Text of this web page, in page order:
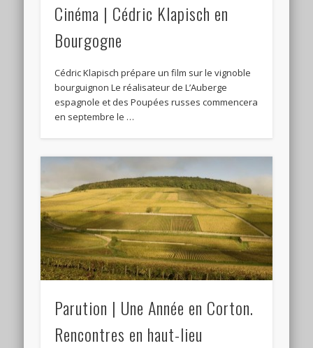
Cinéma | Cédric Klapisch en
Bourgogne
Cédric Klapisch prépare un film sur le vignoble
bourguignon Le réalisateur de L’Auberge
espagnole et des Poupées russes commencera
en septembre le …
Parution | Une Année en Corton.
Rencontres en haut-lieu